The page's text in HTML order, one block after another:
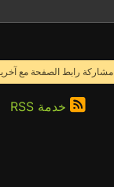
مشاركة رابط الصفحة مع
خدمة RSS